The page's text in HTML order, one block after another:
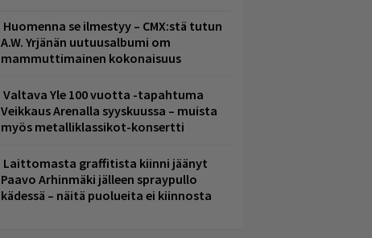
Huomenna se ilmestyy – CMX:stä tutun
A.W. Yrjänän uutuusalbumi om
mammuttimainen kokonaisuus
Valtava Yle 100 vuotta -tapahtuma
Veikkaus Arenalla syyskuussa – muista
myös metalliklassikot-konsertti
Laittomasta graffitista kiinni jäänyt
Paavo Arhinmäki jälleen spraypullo
kädessä – näitä puolueita ei kiinnosta